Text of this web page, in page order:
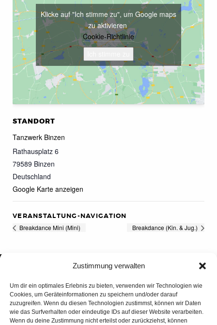
Zustimmung verwalten
Um dir ein optimales Erlebnis zu bieten, verwenden wir Technologien wie
Cookies, um Geräteinformationen zu speichern und/oder darauf
zuzugreifen. Wenn du diesen Technologien zustimmst, können wir Daten
wie das Surfverhalten oder eindeutige IDs auf dieser Website verarbeiten.
Wenn du deine Zustimmung nicht erteilst oder zurückziehst, können
STANDORT
Tanzwerk Binzen
Rathausplatz 6
79589 Binzen
Deutschland
Google Karte anzeigen
Klicke auf "Ich stimme zu", um Google maps
zu aktivieren
Cookie-Richtlinie
VERANSTALTUNG-NAVIGATION
Breakdance Mini (Mini) Breakdance (Kin. & Jug.)